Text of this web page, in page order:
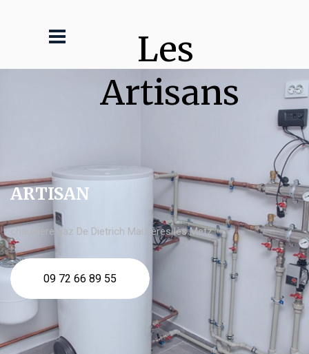
Les
Artisans
ARTISAN
chaudière gaz De Dietrich Maizières lès Metz
09 72 66 89 55